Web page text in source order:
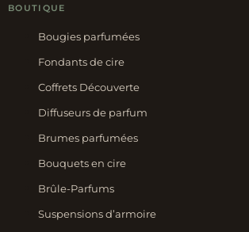
BOUTIQUE
Bougies parfumées
Fondants de cire
Coffrets Découverte
Diffuseurs de parfum
Brumes parfumées
Bouquets en cire
Brûle-Parfums
Suspensions d’armoire